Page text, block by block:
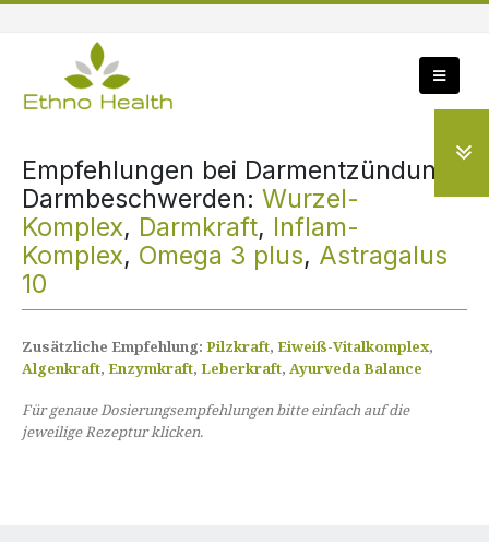
Empfehlungen bei Darmentzündung,
Darmbeschwerden: Wurzel-
Komplex, Darmkraft, Inflam-
Komplex, Omega 3 plus, Astragalus
10
Zusätzliche Empfehlung: Pilzkraft, Eiweiß-Vitalkomplex,
Algenkraft, Enzymkraft, Leberkraft, Ayurveda Balance
Für genaue Dosierungsempfehlungen bitte einfach auf die
jeweilige Rezeptur klicken.